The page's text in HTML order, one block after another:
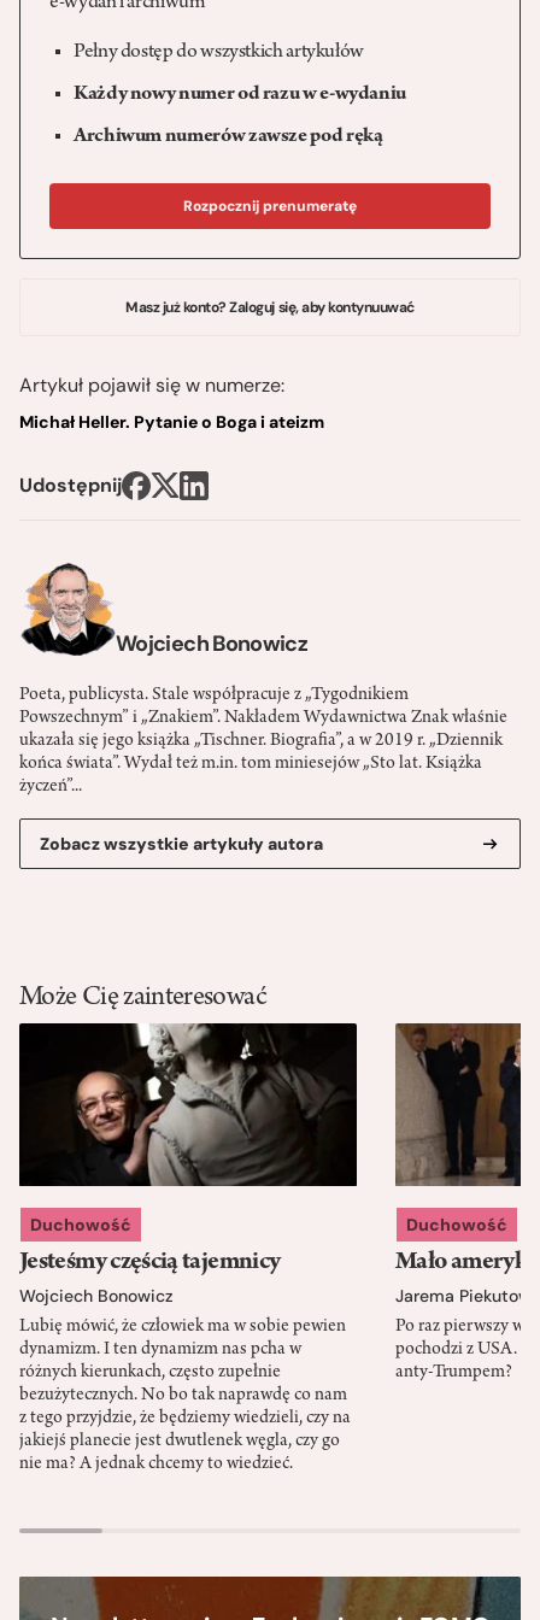
Wojciech Bonowicz
Poeta, publicysta. Stale współpracuje z „Tygodnikiem
Powszechnym” i „Znakiem”. Nakładem Wydawnictwa Znak właśnie
ukazała się jego książka „Tischner. Biografia”, a w 2019 r. „Dziennik
końca świata”. Wydał też m.in. tom miniesejów „Sto lat. Książka
życzeń”...
Zobacz wszystkie artykuły autora
Pełny dostęp do wszystkich artykułów
Każdy nowy numer od razu w e-wydaniu
Archiwum numerów zawsze pod ręką
Rozpocznij prenumeratę
Masz już konto? Zaloguj się, aby kontynuuwać
Artykuł pojawił się w numerze:
Michał Heller. Pytanie o Boga i ateizm
Udostępnij
Może Cię zainteresować
Duchowość
Jesteśmy częścią tajemnicy
Wojciech Bonowicz
Lubię mówić, że człowiek ma w sobie pewien
dynamizm. I ten dynamizm nas pcha w
różnych kierunkach, często zupełnie
bezużytecznych. No bo tak naprawdę co nam
z tego przyjdzie, że będziemy wiedzieli, czy na
jakiejś planecie jest dwutlenek węgla, czy go
nie ma? A jednak chcemy to wiedzieć.
Duchowość
Mało
Jarema
Po raz pierwszy w
pochodzi z USA.
anty-Trumpem?